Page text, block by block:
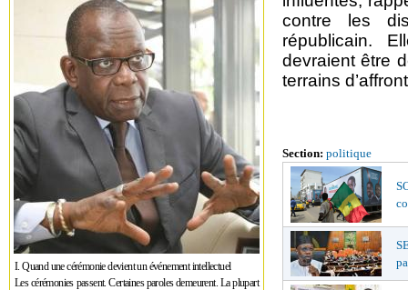
I. Quand une cérémonie devient un événement intellectuel
Les cérémonies passent. Certaines paroles demeurent. La plupart
contre les
républicain.
devraient être
terrains
Section: politique